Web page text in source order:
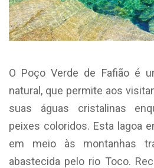
O Poço Verde de Fafião é
natural, que permite aos
suas águas cristalinas
peixes coloridos. Esta lagoa
em meio às montanhas
abastecida pelo rio Toco.